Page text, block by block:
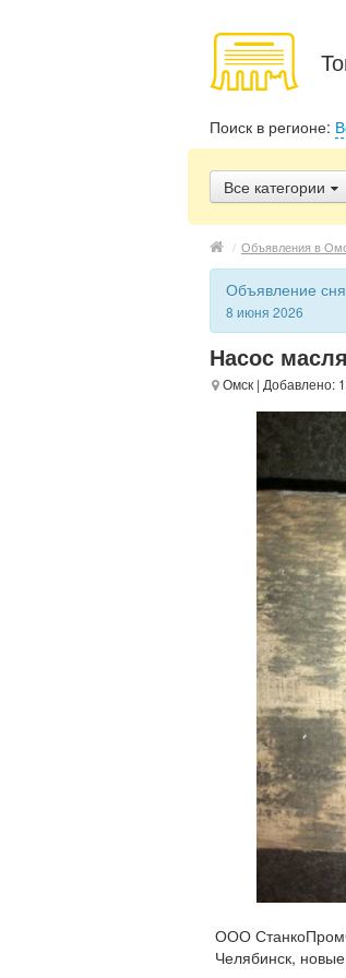
Поиск в регионе:
Все категории
/ Объявления в
Объявление
8 июня 2026
Насос
Омск | Добавлено:
ООО
Челябинск,